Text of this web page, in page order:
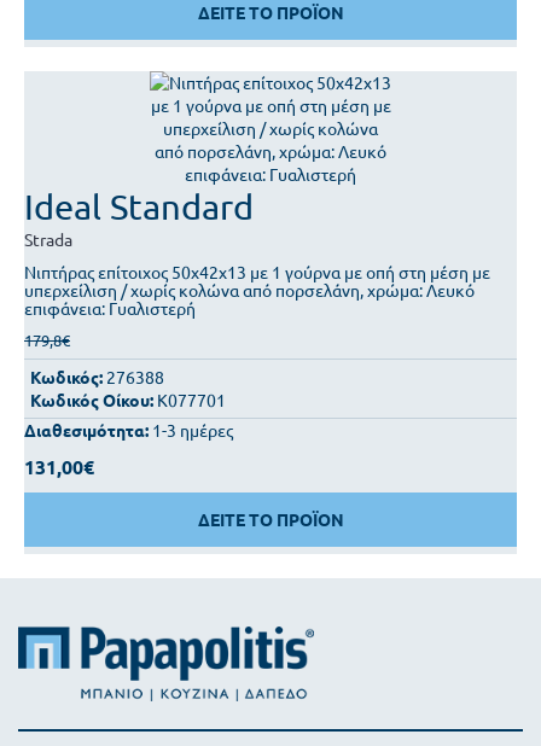
ΔΕΙΤΕ ΤΟ ΠΡΟΪΟΝ
Ideal Standard
Strada
Νιπτήρας επίτοιχος 50x42x13 με 1 γούρνα με οπή στη μέση με
υπερχείλιση / χωρίς κολώνα από πορσελάνη, χρώμα: Λευκό
επιφάνεια: Γυαλιστερή
179,8€
Κωδικός: 276388
Κωδικός Οίκου: K077701
Διαθεσιμότητα: 1-3 ημέρες
131,00€
ΔΕΙΤΕ ΤΟ ΠΡΟΪΟΝ